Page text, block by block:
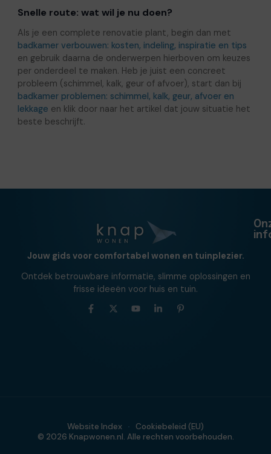
Snelle route: wat wil je nu doen?
Als je een complete renovatie plant, begin dan met
badkamer verbouwen: kosten, indeling, inspiratie en tips
en gebruik daarna de onderwerpen hierboven om keuzes
per onderdeel te maken. Heb je juist een concreet
probleem (schimmel, kalk, geur of afvoer), start dan bij
badkamer problemen: schimmel, kalk, geur, afvoer en
lekkage en klik door naar het artikel dat jouw situatie het
beste beschrijft.
Jouw gids voor comfortabel wonen en tuinplezier.
Ontdek betrouwbare informatie, slimme oplossingen en
frisse ideeën voor huis en tuin.
© 2026 Knapwonen.nl. Alle rechten voorbehouden.
Website Index Cookiebeleid (EU)